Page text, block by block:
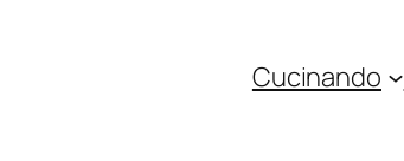
Cucinando